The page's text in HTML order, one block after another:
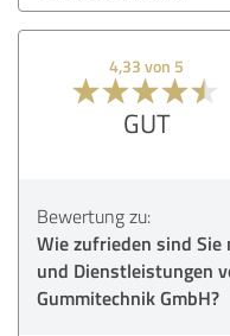
4,33 von 5
GUT
Bewertung zu:
Wie zufrieden sind
und Dienstleistungen
Gummitechnik GmbH?